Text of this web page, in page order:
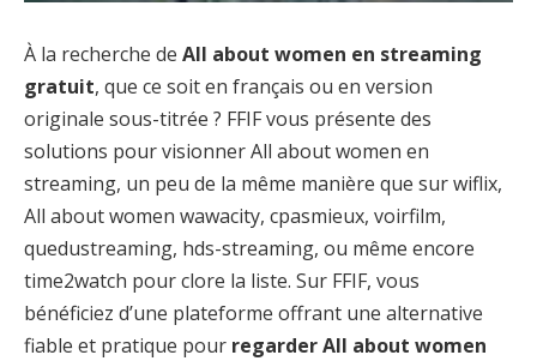
À la recherche de All about women en streaming
gratuit, que ce soit en français ou en version
originale sous-titrée ? FFIF vous présente des
solutions pour visionner All about women en
streaming, un peu de la même manière que sur wiflix,
All about women wawacity, cpasmieux, voirfilm,
quedustreaming, hds-streaming, ou même encore
time2watch pour clore la liste. Sur FFIF, vous
bénéficiez d’une plateforme offrant une alternative
fiable et pratique pour regarder All about women